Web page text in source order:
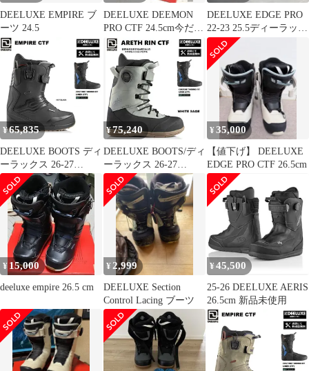
DEELUXE EMPIRE ブ
ーツ 24.5
DEELUXE DEEMON
PRO CTF 24.5cm今だけ
30%off
DEELUXE EDGE PRO
22-23 25.5ディーラック
スエッジプロ
¥65,835
DEELUXE BOOTS ディ
ーラックス 26-27
EMPIRE CTF カラ
ー:HOT BLACK / エン
パイア サーモフィッ
ト 2027 DEELUXE日本
正規品 保証書付【店
舗にて熱成型無料！】
【2026年10月より順次
発送予定】
¥75,240
DEELUXE BOOTS/ディ
ーラックス 26-27
ARETH RIN CTF
DEELUXE×ARETH
2027 DEELUXE日本正
規品 保証書付【サー
モインナー 店舗にて
熱成型無料！】【2026
年10月より順次発送予
定】
¥35,000
【値下げ】 DEELUXE
EDGE PRO CTF 26.5cm
¥ 15,000
deeluxe empire 26.5 cm
¥ 2,999
DEELUXE Section
Control Lacing ブーツ
¥45,500
25-26 DEELUXE AERIS
26.5cm 新品未使用